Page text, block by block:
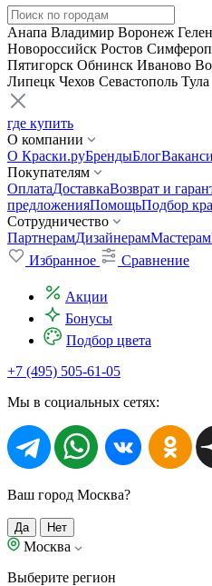
Анапа Владимир Воронеж
Новороссийск Ростов
Пятигорск Обнинск Иваново
Липецк Чехов Севастополь Тула
где купить
О компании
О Краски.руБрендыБлог
Покупателям
ОплатаДоставкаВозврат и
предложенияПомощьПодбор
Сотрудничество
ПартнерамДизайнерамМастерам
Избранное
Сравнение
Акции
Бонусы
Подбор цвета
+7 (495) 505-61-05
Мы в социальных сетях:
Ваш город Москва?
Да Нет
Москва
Выберите регион